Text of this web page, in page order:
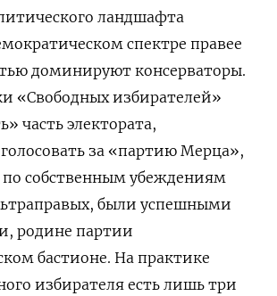
ландшафта
спектре правее
доминируют консерваторы.
«Свободных избирателей»
часть электората,
за «партию Мерца»,
по собственным убеждениям
были успешными
родине партии
бастионе. На практике
избирателя есть лишь три